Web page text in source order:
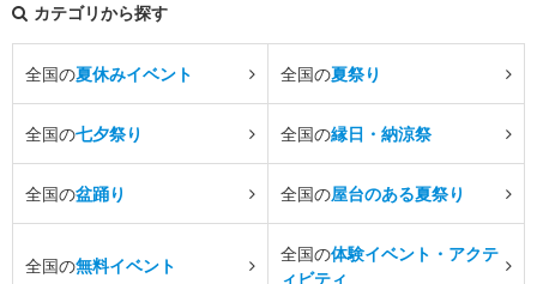
カテゴリから探す
全国の夏休みイベント 全国の夏祭り
全国の七夕祭り 全国の縁日・納涼祭
全国の盆踊り 全国の屋台のある夏祭り
全国の無料イベント
全国の体験イベント・アクテ
ィビティ